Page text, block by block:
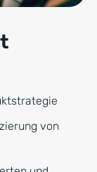
von